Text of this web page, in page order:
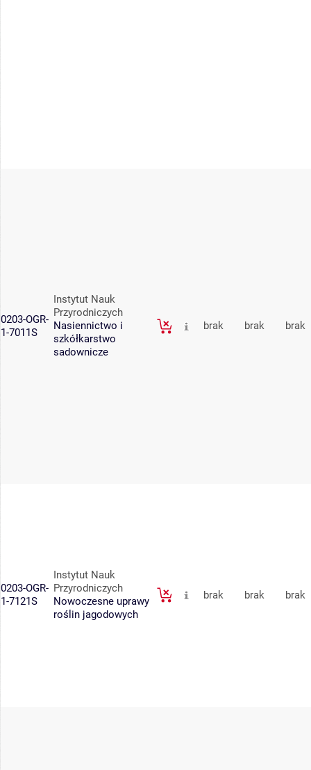
0203-OGR-
1-7011S
Instytut Nauk
Przyrodniczych
Nasiennictwo i
szkółkarstwo
sadownicze
brak brak brak
0203-OGR-
1-7121S
Instytut Nauk
Przyrodniczych
Nowoczesne uprawy
roślin jagodowych
brak brak brak